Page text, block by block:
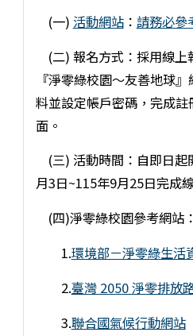
(一) 活動網站： 請務必參
(二) 報名方式：採用線上
『淨零綠校園～友善地球
料並設定帳戶密碼，完成
面。
(三) 活動時間：自即日起
月3日~115年9月25日完成
(四)淨零綠校園參考網站：
1.環境部－淨零綠生活
2.臺灣 2050 淨零排放
3.聯合國氣候行動網站